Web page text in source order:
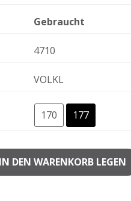
Gebraucht
4710
VOLKL
170 177
IN DEN WARENKORB LEGEN